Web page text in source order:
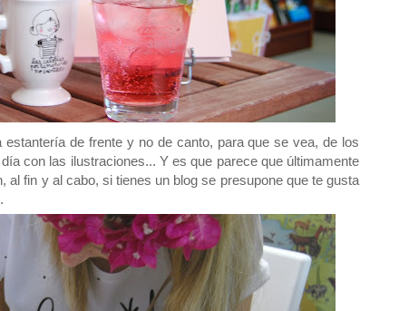
de frente y no de canto, para que se vea, de los
con las ilustraciones... Y es que parece que últimamente
al fin y al cabo, si tienes un blog se presupone que te gusta